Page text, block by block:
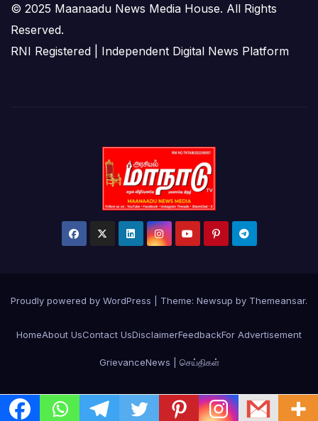
© 2025 Maanaadu News Media House. All Rights
Reserved.
RNI Registered | Independent Digital News Platform
Proudly powered by WordPress Theme: Newsup by Themeansar.
HomeAbout UsContact UsDisclaimerFeedbackFor Advertisement
GrievanceNews | செய்திகள்